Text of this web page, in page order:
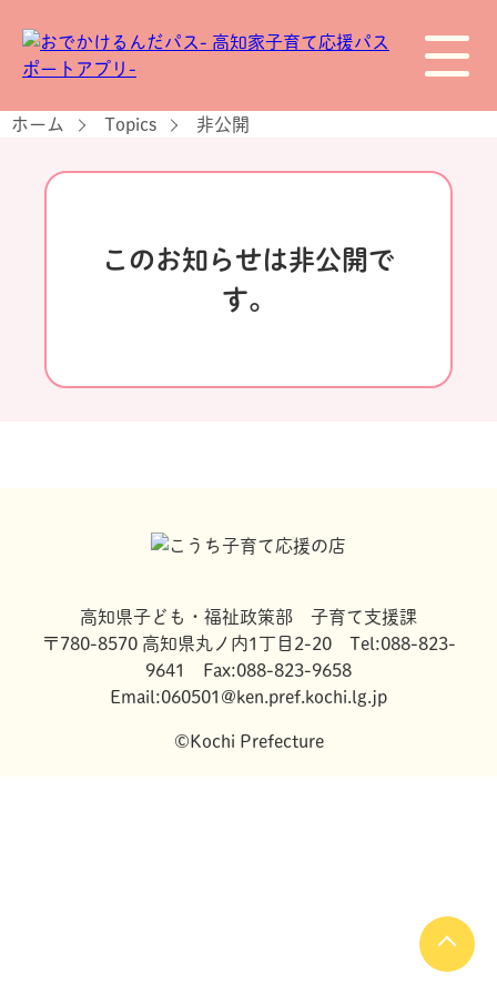
ホーム Topics 非公開
このお知らせは非公開で
す。
高知県子ども・福祉政策部 子育て支援課
〒780-8570 高知県丸ノ内1丁目2-20 Tel:088-823-
9641 Fax:088-823-9658
Email:060501@ken.pref.kochi.lg.jp
©Kochi Prefecture